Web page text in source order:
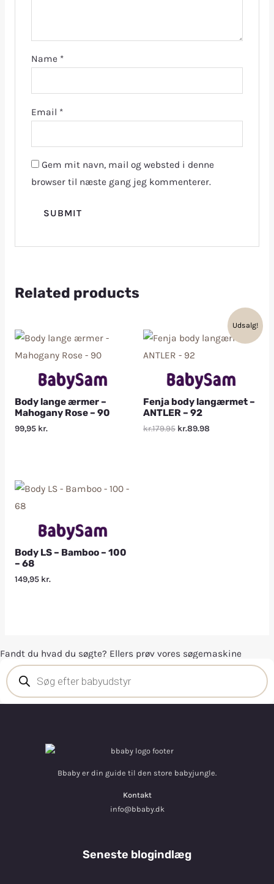
Name *
Email *
Gem mit navn, mail og websted i denne
browser til næste gang jeg kommenterer.
Related products
Body lange ærmer –
Mahogany Rose – 90
99,95 kr.
Udsalg!
Fenja body langærmet –
ANTLER – 92
kr.179.95 kr.89.98
Body LS – Bamboo – 100
– 68
149,95 kr.
Fandt du hvad du søgte? Ellers prøv vores søgemaskine
Bbaby er din guide til den store babyjungle.
Kontakt
info@bbaby.dk
Seneste blogindlæg